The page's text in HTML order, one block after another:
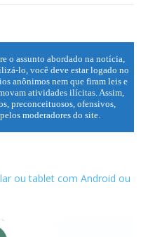
o assunto abordado na notícia,
lo, você deve estar logado no
anônimos nem que firam leis e
atividades ilícitas. Assim,
preconceituosos, ofensivos,
moderadores do site.